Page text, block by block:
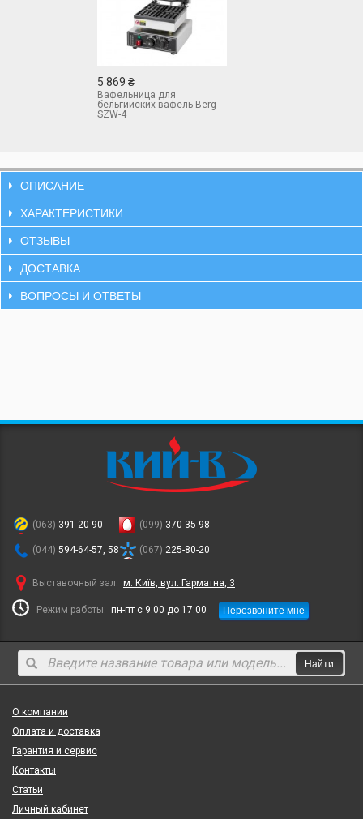
5 869 ₴
Вафельница для
бельгийских вафель Berg
SZW-4
ОПИСАНИЕ
ХАРАКТЕРИСТИКИ
ОТЗЫВЫ
ДОСТАВКА
ВОПРОСЫ И ОТВЕТЫ
(063) 391-20-90
(044) 594-64-57, 58
(099) 370-35-98
(067) 225-80-20
Выставочный зал: м. Київ, вул. Гарматна, 3
Режим работы: пн-пт с 9:00 до 17:00 Перезвоните мне
Найти
О компании
Оплата и доставка
Гарантия и сервис
Контакты
Статьи
Личный кабинет